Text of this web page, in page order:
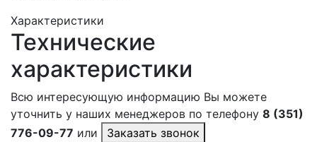
Характеристики
Технические
характеристики
Всю интересующую информацию Вы можете
уточнить у наших менеджеров по телефону 8 (351)
776-09-77 или Заказать звонок